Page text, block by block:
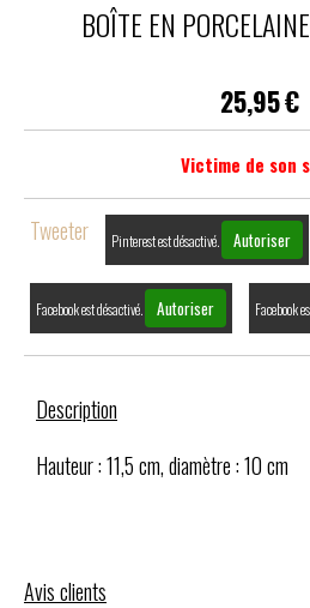
BOÎTE EN
25,95€
Victime de son
Tweeter Pinterest est désactivé. Autoriser
Facebook est désactivé. Autoriser Facebook
Description
Hauteur : 11,5 cm, diamètre : 10 cm
Avis clients